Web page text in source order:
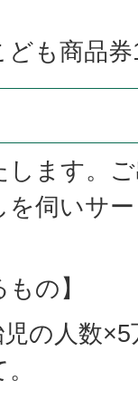
ども商品
します。
を伺いサ
の】
児の人数